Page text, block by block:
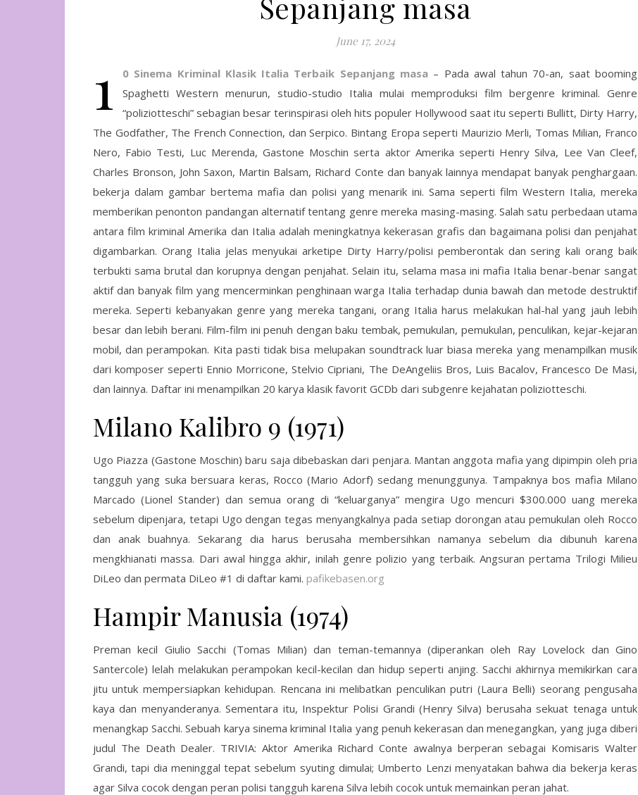
June 17, 2024
1 0 Sinema Kriminal Klasik Italia Terbaik Sepanjang masa – Pada awal tahun 70-an, saat booming
Spaghetti Western menurun, studio-studio Italia mulai memproduksi film bergenre kriminal. Genre
“poliziotteschi” sebagian besar terinspirasi oleh hits populer Hollywood saat itu seperti Bullitt, Dirty Harry,
The Godfather, The French Connection, dan Serpico. Bintang Eropa seperti Maurizio Merli, Tomas Milian, Franco
Nero, Fabio Testi, Luc Merenda, Gastone Moschin serta aktor Amerika seperti Henry Silva, Lee Van Cleef,
Charles Bronson, John Saxon, Martin Balsam, Richard Conte dan banyak lainnya mendapat banyak penghargaan.
bekerja dalam gambar bertema mafia dan polisi yang menarik ini. Sama seperti film Western Italia, mereka
memberikan penonton pandangan alternatif tentang genre mereka masing-masing. Salah satu perbedaan utama
antara film kriminal Amerika dan Italia adalah meningkatnya kekerasan grafis dan bagaimana polisi dan penjahat
digambarkan. Orang Italia jelas menyukai arketipe Dirty Harry/polisi pemberontak dan sering kali orang baik
terbukti sama brutal dan korupnya dengan penjahat. Selain itu, selama masa ini mafia Italia benar-benar sangat
aktif dan banyak film yang mencerminkan penghinaan warga Italia terhadap dunia bawah dan metode destruktif
mereka. Seperti kebanyakan genre yang mereka tangani, orang Italia harus melakukan hal-hal yang jauh lebih
besar dan lebih berani. Film-film ini penuh dengan baku tembak, pemukulan, pemukulan, penculikan, kejar-kejaran
mobil, dan perampokan. Kita pasti tidak bisa melupakan soundtrack luar biasa mereka yang menampilkan musik
dari komposer seperti Ennio Morricone, Stelvio Cipriani, The DeAngeliis Bros, Luis Bacalov, Francesco De Masi,
dan lainnya. Daftar ini menampilkan 20 karya klasik favorit GCDb dari subgenre kejahatan poliziotteschi.
Milano Kalibro 9 (1971)
Ugo Piazza (Gastone Moschin) baru saja dibebaskan dari penjara. Mantan anggota mafia yang dipimpin oleh pria
tangguh yang suka bersuara keras, Rocco (Mario Adorf) sedang menunggunya. Tampaknya bos mafia Milano
Marcado (Lionel Stander) dan semua orang di “keluarganya” mengira Ugo mencuri $300.000 uang mereka
sebelum dipenjara, tetapi Ugo dengan tegas menyangkalnya pada setiap dorongan atau pemukulan oleh Rocco
dan anak buahnya. Sekarang dia harus berusaha membersihkan namanya sebelum dia dibunuh karena
mengkhianati massa. Dari awal hingga akhir, inilah genre polizio yang terbaik. Angsuran pertama Trilogi Milieu
DiLeo dan permata DiLeo #1 di daftar kami. pafikebasen.org
Hampir Manusia (1974)
Preman kecil Giulio Sacchi (Tomas Milian) dan teman-temannya (diperankan oleh Ray Lovelock dan Gino
Santercole) lelah melakukan perampokan kecil-kecilan dan hidup seperti anjing. Sacchi akhirnya memikirkan cara
jitu untuk mempersiapkan kehidupan. Rencana ini melibatkan penculikan putri (Laura Belli) seorang pengusaha
kaya dan menyanderanya. Sementara itu, Inspektur Polisi Grandi (Henry Silva) berusaha sekuat tenaga untuk
menangkap Sacchi. Sebuah karya sinema kriminal Italia yang penuh kekerasan dan menegangkan, yang juga diberi
judul The Death Dealer. TRIVIA: Aktor Amerika Richard Conte awalnya berperan sebagai Komisaris Walter
Grandi, tapi dia meninggal tepat sebelum syuting dimulai; Umberto Lenzi menyatakan bahwa dia bekerja keras
agar Silva cocok dengan peran polisi tangguh karena Silva lebih cocok untuk memainkan peran jahat.